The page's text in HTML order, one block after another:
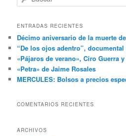
u
c
r
ENTRADAS RECIENTES
Décimo aniversario de la muerte
“De los ojos adentro”, documental
«Pájaros de verano», Ciro Guerra
«Petra» de Jaime Rosales
MERCULES: Bolsos a precios
COMENTARIOS RECIENTES
ARCHIVOS